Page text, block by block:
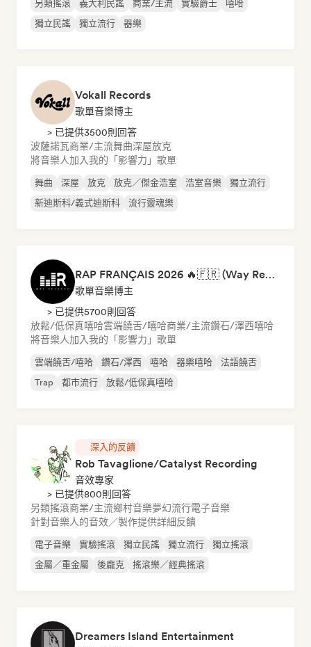
另類搖滾 義大利民謠 商業/主流 實驗爵士
嘻哈
獨立民謠
獨立流行 器樂
Vokall Records
歌單音樂博主
> 已提供3500則回答
波薩諾瓦商業/主流舞曲深屋放克
將音樂人加入我的「影響力」歌單
舞曲 深屋 放克 放克／傑金浩室 浩室音樂
獨立流行
新迪斯科/義式迪斯科
流行靈魂樂
RAP FRANÇAIS 2026 🔥🇫🇷 (Way Records)
歌單音樂博主
> 已提供5700則回答
放鬆/低保真嘻哈雲端饒舌/嘻哈商業/主流鑽石/澤西嘻哈
將音樂人加入我的「影響力」歌單
雲端饒舌/嘻哈 鑽石/澤西 嘻哈 器樂嘻哈
法語饒舌
Trap
都市流行 放鬆/低保真嘻哈
深入的反饋
Rob Tavaglione/Catalyst Recording
音效專家
> 已提供800則回答
另類搖滾商業/主流鄉村音樂夢幻流行電子音樂
針對音樂人的音效／製作提供詳細反饋
電子音樂 實驗搖滾 獨立民謠 獨立流行
獨立搖滾
金屬／重金屬
後龐克 搖滾樂／經典搖滾
Dreamers Island Entertainment